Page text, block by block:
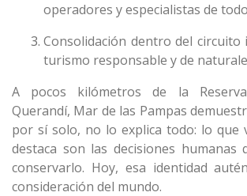
operadores y especialistas de
Consolidación dentro del circuito
turismo responsable y de
A pocos kilómetros de la
Querandí, Mar de las Pampas
por sí solo, no lo explica todo: lo que
destaca son las decisiones humanas
conservarlo. Hoy, esa identidad
consideración del mundo.